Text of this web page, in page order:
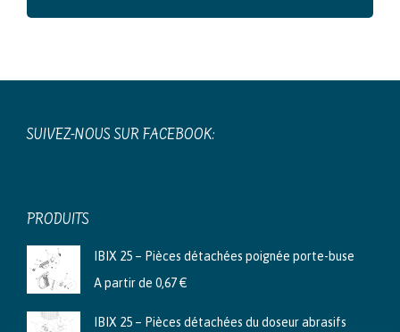
SUIVEZ-NOUS SUR FACEBOOK:
PRODUITS
IBIX 25 – Pièces détachées poignée porte-buse
A partir de 0,67€
IBIX 25 – Pièces détachées du doseur abrasifs